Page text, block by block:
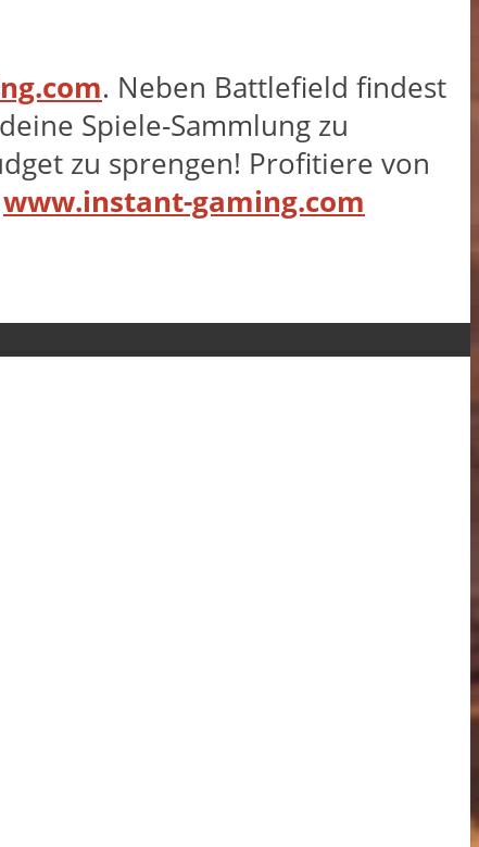
. Neben Battlefield findest
Spiele-Sammlung zu
zu sprengen! Profitiere von
www.instant-gaming.com